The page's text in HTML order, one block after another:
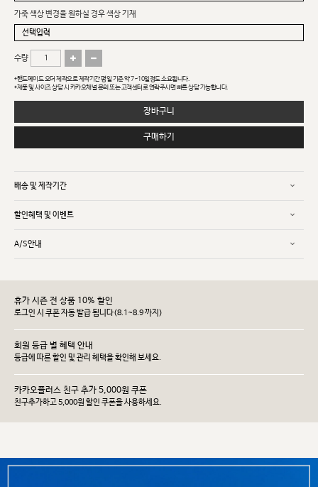
가죽 색상 변경을 원하실 경우 색상 기재
수량
*핸드메이드 오더 제작으로 제작기간 평일 기준 약 7~10일정도 소요됩니다.
*제품 및 사이즈 상담 시 카카오채널 문의 또는 고객센터로 연락주시면 빠른 상담 가능합니다.
장바구니
구매하기
배송 및 제작기간
할인혜택 및 이벤트
A/S안내
휴가 시즌 전 상품 10% 할인
로그인 시 쿠폰 자동 발급 됩니다(8.1~8.9 까지)
회원 등급 별 혜택 안내
등급에 따른 할인 및 관리 헤택을 확인해 보세요.
카카오플러스 친구 추가 5,000원 쿠폰
친구추가하고 5,000원 할인 쿠폰을 사용하세요.